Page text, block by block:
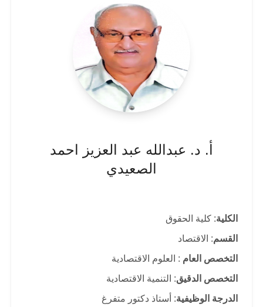
أ. د. عبدالله عبد العزيز احمد
الصعيدي
الكلية: كلية الحقوق
القسم: الاقتصاد
التخصص العام : العلوم الاقتصادية
التخصص الدقيق: التنمية الاقتصادية
الدرجة الوظيفية: أستاذ دكتور متفرغ